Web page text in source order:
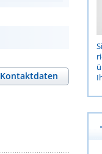
Kontaktdaten